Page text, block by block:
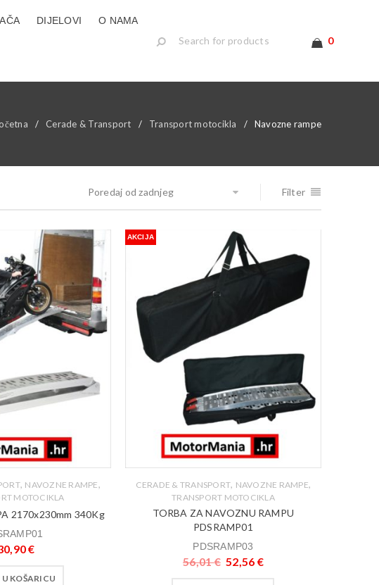
DIJELOVI O NAMA
0
/ Cerade & Transport / Transport motocikla / Navozne rampe
Filter
Poredaj od zadnjeg
, NAVOZNE RAMPE,
MOTOCIKLA
2170x230mm 340Kg
€
KOŠARICU
AKCIJA
CERADE & TRANSPORT, NAVOZNE RAMPE,
TRANSPORT MOTOCIKLA
TORBA ZA NAVOZNU RAMPU
PDSRAMP01
PDSRAMP03
56,01€ 52,56 €